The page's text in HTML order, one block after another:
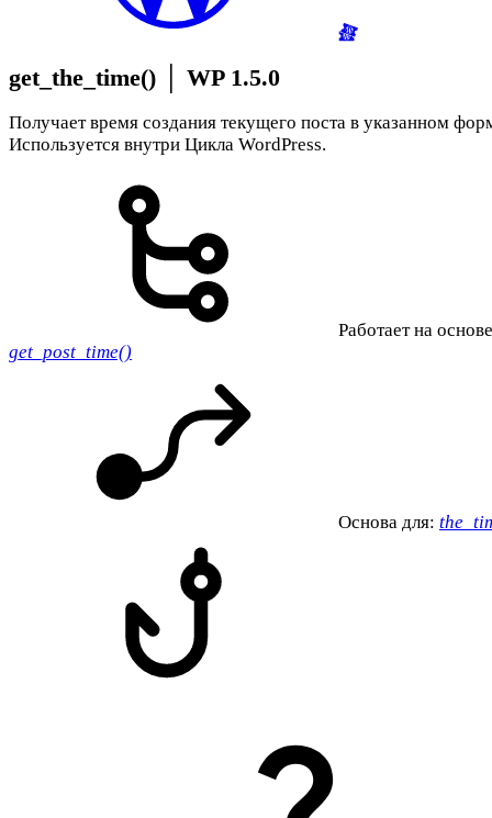
get_the_time() WP 1.5.0
Получает время создания текущего поста в указанном
Используется внутри Цикла WordPress.
Работает на
get_post_time()
Основа для: